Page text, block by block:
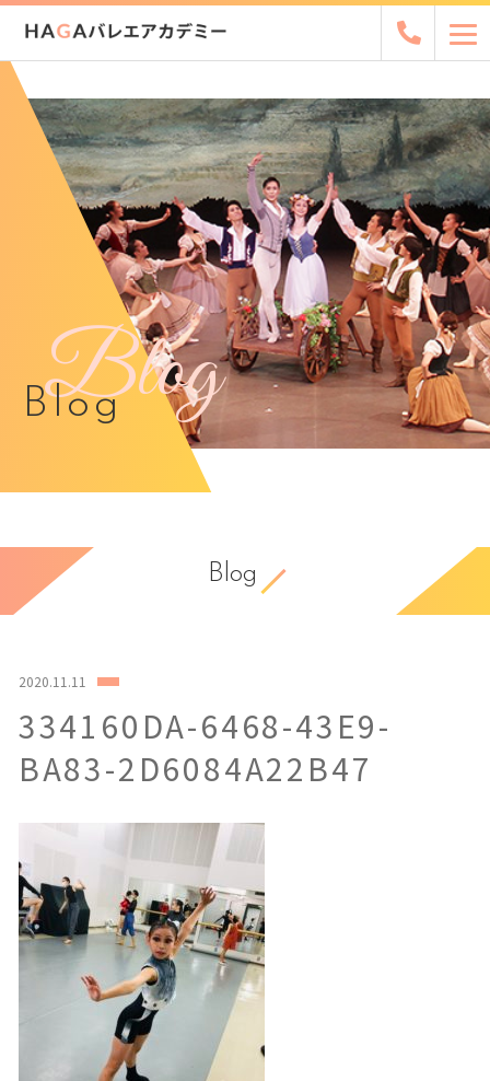
Blog
Blog
Blog
2020.11.11
334160DA-6468-43E9-
BA83-2D6084A22B47